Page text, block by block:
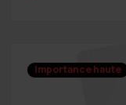
Importance haute